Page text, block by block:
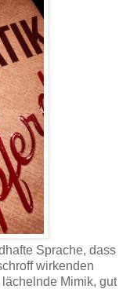
Sprache, dass
wirkenden
Mimik, gut